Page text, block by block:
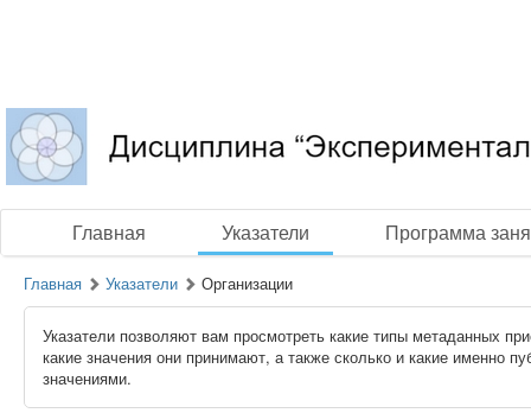
Главная Указатели Программа
Главная Указатели Организации
Указатели позволяют вам просмотреть какие типы метаданных
какие значения они принимают, а также сколько и какие именно
значениями.